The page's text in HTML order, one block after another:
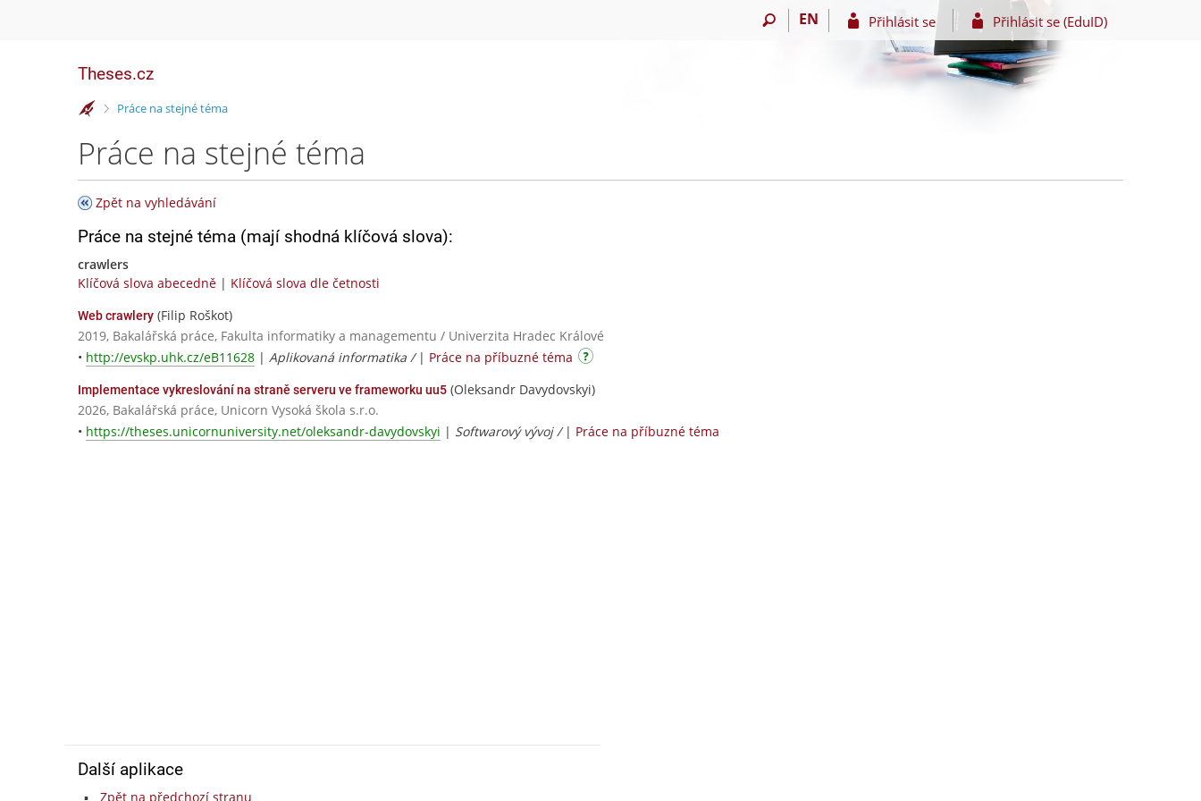
EN Přihlásit se Přihlásit se (EduID)
Theses.cz
>Práce na stejné téma
Práce na stejné téma
Zpět na vyhledávání
Práce na stejné téma (mají shodná klíčová slova):
crawlers
Klíčová slova abecedně | Klíčová slova dle četnosti
Web crawlery (Filip Roškot)
2019, Bakalářská práce, Fakulta informatiky a managementu / Univerzita Hradec Králové
• http://evskp.uhk.cz/eB11628 | Aplikovaná informatika / | Práce na příbuzné téma
Implementace vykreslování na straně serveru ve frameworku uu5 (Oleksandr Davydovskyi)
2026, Bakalářská práce, Unicorn Vysoká škola s.r.o.
• https://theses.unicornuniversity.net/oleksandr-davydovskyi | Softwarový vývoj / | Práce na příbuzné téma
Další aplikace
Zpět na předchozí stranu